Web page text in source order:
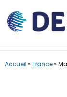
Accueil » France»